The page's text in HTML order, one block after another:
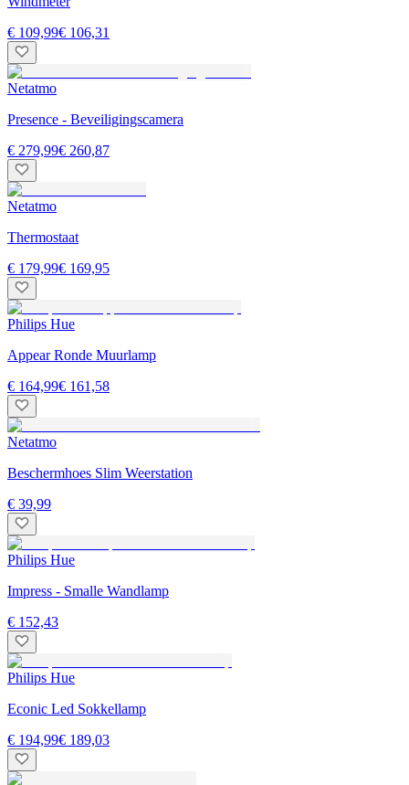
€ 109,99€ 106,31
Netatmo
Presence - Beveiligingscamera
€ 279,99€ 260,87
Netatmo
Thermostaat
€ 179,99€ 169,95
Philips Hue
Appear Ronde Muurlamp
€ 164,99€ 161,58
Netatmo
Beschermhoes Slim Weerstation
€ 39,99
Philips Hue
Impress - Smalle Wandlamp
€ 152,43
Philips Hue
Econic Led Sokkellamp
€ 194,99€ 189,03